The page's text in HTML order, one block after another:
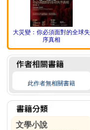
大災變：你必須面對的全球失
序真相
此作者無相關書籍
文學小說